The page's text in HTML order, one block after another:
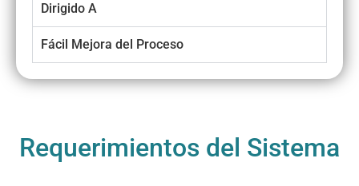
Dirigido A
Fácil Mejora del Proceso
Requerimientos del Sistema